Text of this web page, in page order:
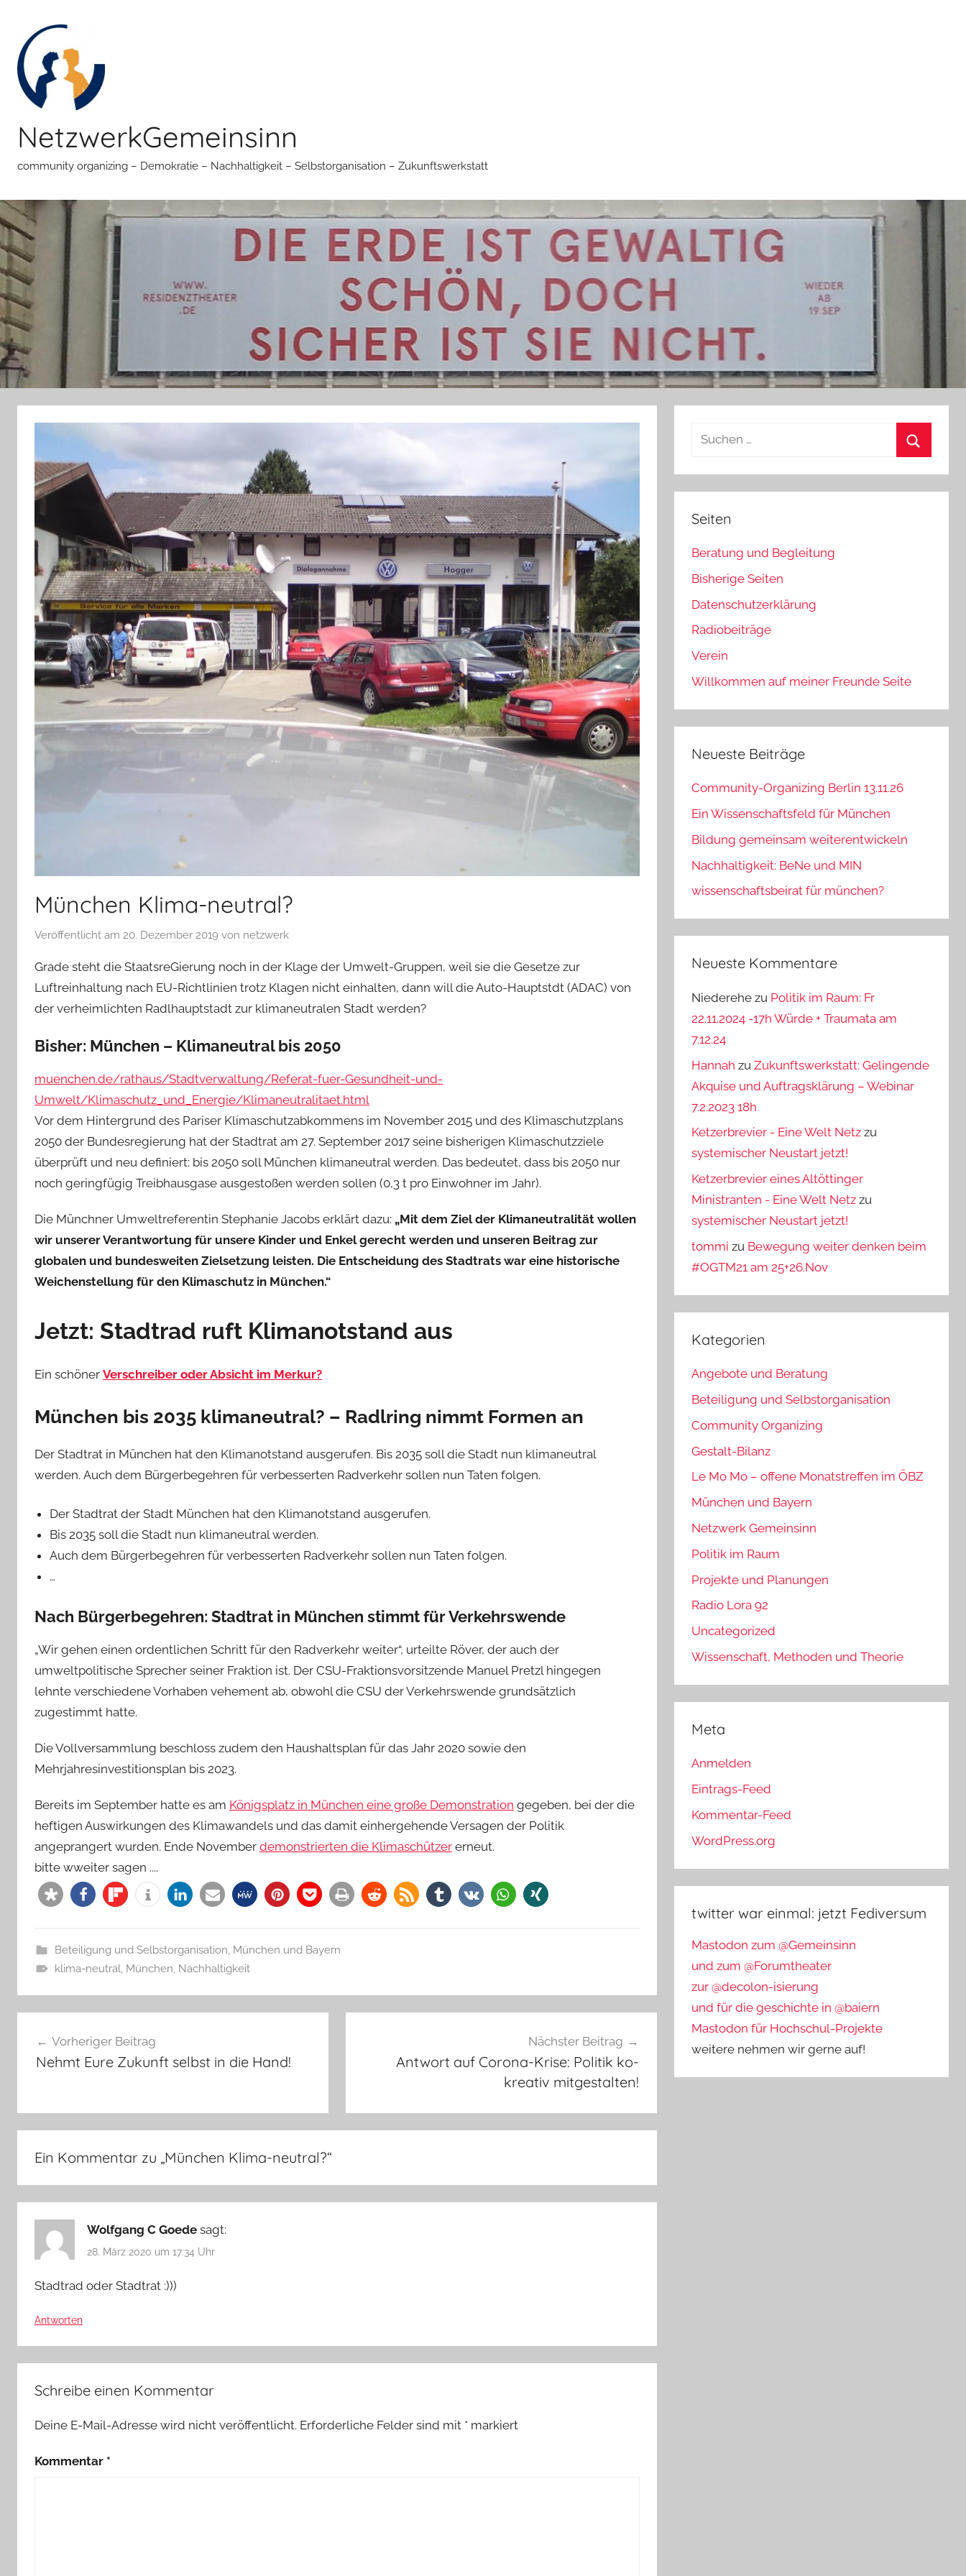
springen
NetzwerkGemeinsinn
community organizing – Demokratie – Nachhaltigkeit – Selbstorganisation – Zukunftswerkstatt
München Klima-neutral?
Veröffentlicht am 20. Dezember 2019 von netzwerk
Grade steht die StaatsreGierung noch in der Klage der Umwelt-Gruppen, weil sie die Gesetze zur
Luftreinhaltung nach EU-Richtlinien trotz Klagen nicht einhalten, dann will die Auto-Hauptstdt (ADAC) von
der verheimlichten Radlhauptstadt zur klimaneutralen Stadt werden?
Bisher: München – Klimaneutral bis 2050
muenchen.de/rathaus/Stadtverwaltung/Referat-fuer-Gesundheit-und-
Umwelt/Klimaschutz_und_Energie/Klimaneutralitaet.html
Vor dem Hintergrund des Pariser Klimaschutzabkommens im November 2015 und des Klimaschutzplans
2050 der Bundesregierung hat der Stadtrat am 27. September 2017 seine bisherigen Klimaschutzziele
überprüft und neu definiert: bis 2050 soll München klimaneutral werden. Das bedeutet, dass bis 2050 nur
noch geringfügig Treibhausgase ausgestoßen werden sollen (0,3 t pro Einwohner im Jahr).
Die Münchner Umweltreferentin Stephanie Jacobs erklärt dazu: „Mit dem Ziel der Klimaneutralität wollen
wir unserer Verantwortung für unsere Kinder und Enkel gerecht werden und unseren Beitrag zur
globalen und bundesweiten Zielsetzung leisten. Die Entscheidung des Stadtrats war eine historische
Weichenstellung für den Klimaschutz in München.“
Jetzt: Stadtrad ruft Klimanotstand aus
Ein schöner Verschreiber oder Absicht im Merkur?
München bis 2035 klimaneutral? – Radlring nimmt Formen an
Der Stadtrat in München hat den Klimanotstand ausgerufen. Bis 2035 soll die Stadt nun klimaneutral
werden. Auch dem Bürgerbegehren für verbesserten Radverkehr sollen nun Taten folgen.
Der Stadtrat der Stadt München hat den Klimanotstand ausgerufen.
Bis 2035 soll die Stadt nun klimaneutral werden.
Auch dem Bürgerbegehren für verbesserten Radverkehr sollen nun Taten folgen.
…
Nach Bürgerbegehren: Stadtrat in München stimmt für Verkehrswende
„Wir gehen einen ordentlichen Schritt für den Radverkehr weiter“, urteilte Röver, der auch der
umweltpolitische Sprecher seiner Fraktion ist. Der CSU-Fraktionsvorsitzende Manuel Pretzl hingegen
lehnte verschiedene Vorhaben vehement ab, obwohl die CSU der Verkehrswende grundsätzlich
zugestimmt hatte.
Die Vollversammlung beschloss zudem den Haushaltsplan für das Jahr 2020 sowie den
Mehrjahresinvestitionsplan bis 2023.
Bereits im September hatte es am Königsplatz in München eine große Demonstration gegeben, bei der die
heftigen Auswirkungen des Klimawandels und das damit einhergehende Versagen der Politik
angeprangert wurden. Ende November demonstrierten die Klimaschützer erneut.
bitte wweiter sagen ....
Beteiligung und Selbstorganisation, München und Bayern
klima-neutral, München, Nachhaltigkeit
Vorheriger Beitrag
Nehmt Eure Zukunft selbst in die Hand!
Nächster Beitrag
Antwort auf Corona-Krise: Politik ko-
kreativ mitgestalten!
Ein Kommentar zu „München Klima-neutral?“
Wolfgang C Goede sagt:
28. März 2020 um 17:34 Uhr
Stadtrad oder Stadtrat :)))
Antworten
Schreibe einen Kommentar
Deine E-Mail-Adresse wird nicht veröffentlicht. Erforderliche Felder sind mit * markiert
Kommentar *
Suchen
Seiten
Beratung und Begleitung
Bisherige Seiten
Datenschutzerklärung
Radiobeiträge
Verein
Willkommen auf meiner Freunde Seite
Neueste Beiträge
Community-Organizing Berlin 13.11.26
Ein Wissenschaftsfeld für München
Bildung gemeinsam weiterentwickeln
Nachhaltigkeit: BeNe und MIN
wissenschaftsbeirat für münchen?
Neueste Kommentare
Niederehe zu Politik im Raum: Fr
22.11.2024 -17h Würde + Traumata am
7.12.24
Hannah zuZukunftswerkstatt: Gelingende
Akquise und Auftragsklärung – Webinar
7.2.2023 18h
Ketzerbrevier - Eine Welt Netz zu
systemischer Neustart jetzt!
Ketzerbrevier eines Altöttinger
Ministranten - Eine Welt Netz zu
systemischer Neustart jetzt!
tommi zu Bewegung weiter denken beim
#OGTM21 am 25+26.Nov
Kategorien
Angebote und Beratung
Beteiligung und Selbstorganisation
Community Organizing
Gestalt-Bilanz
Le Mo Mo – offene Monatstreffen im ÖBZ
München und Bayern
Netzwerk Gemeinsinn
Politik im Raum
Projekte und Planungen
Radio Lora 92
Uncategorized
Wissenschaft, Methoden und Theorie
Meta
Anmelden
Eintrags-Feed
Kommentar-Feed
WordPress.org
twitter war einmal: jetzt Fediversum
Mastodon zum @Gemeinsinn
und zum @Forumtheater
zur @decolon-isierung
und für die geschichte in @baiern
Mastodon für Hochschul-Projekte
weitere nehmen wir gerne auf!